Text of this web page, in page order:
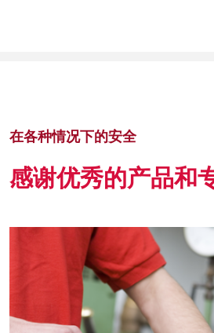
在各种情况下的安全
感谢优秀的产品和